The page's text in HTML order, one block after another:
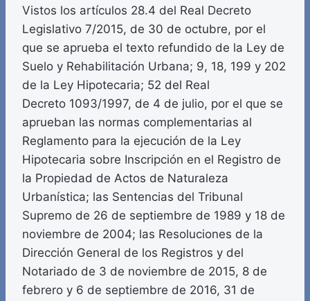
Vistos los artículos 28.4 del Real Decreto
Legislativo 7/2015, de 30 de octubre, por el
que se aprueba el texto refundido de la Ley de
Suelo y Rehabilitación Urbana; 9, 18, 199 y 202
de la Ley Hipotecaria; 52 del Real
Decreto 1093/1997, de 4 de julio, por el que se
aprueban las normas complementarias al
Reglamento para la ejecución de la Ley
Hipotecaria sobre Inscripción en el Registro de
la Propiedad de Actos de Naturaleza
Urbanística; las Sentencias del Tribunal
Supremo de 26 de septiembre de 1989 y 18 de
noviembre de 2004; las Resoluciones de la
Dirección General de los Registros y del
Notariado de 3 de noviembre de 2015, 8 de
febrero y 6 de septiembre de 2016, 31 de